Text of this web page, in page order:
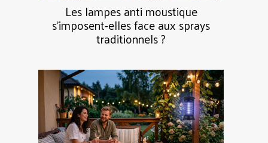
Les lampes anti moustique
s’imposent-elles face aux sprays
traditionnels ?